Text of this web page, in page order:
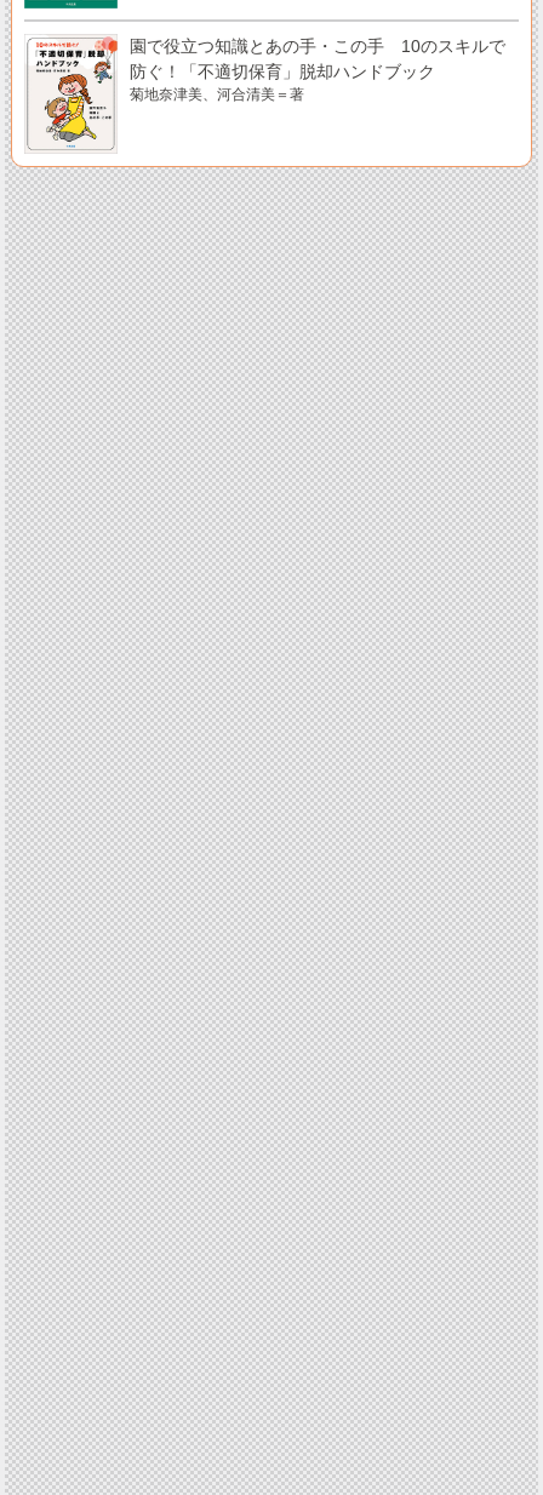
園で役立つ知識とあの手・この手 10のスキルで
防ぐ！「不適切保育」脱却ハンドブック
菊地奈津美、河合清美＝著